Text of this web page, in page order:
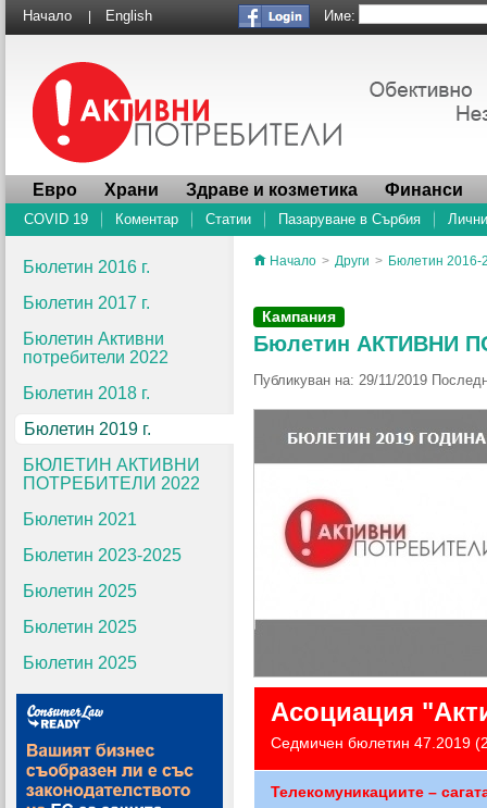
Начало English Име:
Евро Храни Здраве и козметика Финанси
COVID 19 Коментар Статии Пазаруване в Сърбия
Бюлетин 2016 г.
Бюлетин 2017 г.
Бюлетин Активни
потребители 2022
Бюлетин 2018 г.
Бюлетин 2019 г.
БЮЛЕТИН АКТИВНИ
ПОТРЕБИТЕЛИ 2022
Бюлетин 2021
Бюлетин 2023-2025
Бюлетин 2025
Бюлетин 2025
Бюлетин 2025
Начало > Други > Бюлетин 2016-
Кампания
Бюлетин АКТИВНИ
Публикуван на: 29/11/2019
Асоциация
Седмичен бюлетин 47.2019
Телекомуникациите –